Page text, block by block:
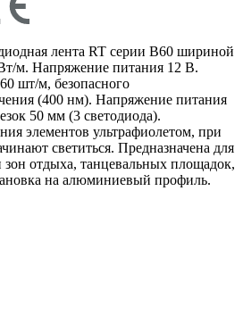
лента RT серии B60 шириной
м. Напряжение питания 12 В.
шт/м, безопасного
(400 нм). Напряжение питания
50 мм (3 светодиода).
элементов ультрафиолетом, при
светиться. Предназначена для
зон отдыха, танцевальных площадок,
на алюминиевый профиль.